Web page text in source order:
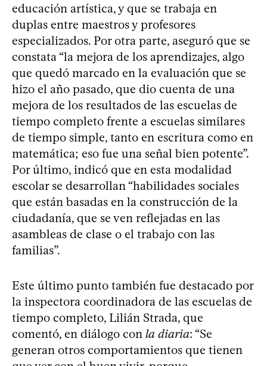
educación artística, y que se trabaja en
duplas entre maestros y profesores
especializados. Por otra parte, aseguró que se
constata “la mejora de los aprendizajes, algo
que quedó marcado en la evaluación que se
hizo el año pasado, que dio cuenta de una
mejora de los resultados de las escuelas de
tiempo completo frente a escuelas similares
de tiempo simple, tanto en escritura como en
matemática; eso fue una señal bien potente”.
Por último, indicó que en esta modalidad
escolar se desarrollan “habilidades sociales
que están basadas en la construcción de la
ciudadanía, que se ven reflejadas en las
asambleas de clase o el trabajo con las
familias”.
Este último punto también fue destacado por
la inspectora coordinadora de las escuelas de
tiempo completo, Lilián Strada, que
comentó, en diálogo con la diaria: “Se
generan otros comportamientos que tienen